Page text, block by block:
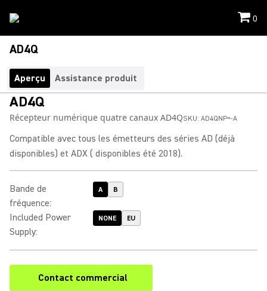
0
AD4Q
Aperçu Assistance produit
AD4Q
Récepteur numérique quatre canaux AD4QSKU: AD4QNP=-A
Compatible avec tous les émetteurs des séries AD (déjà
disponibles) et ADX ( disponibles été 2018).
Bande de
fréquence:
A B
Included Power
Supply:
NONE EU
Contact commercial